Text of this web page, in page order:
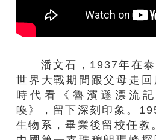
潘文石，1937年在泰
世界大戰期間跟父母走
時代看《魯濱遜漂流
喚》，留下深刻印象。
生物系，畢業後留校任教